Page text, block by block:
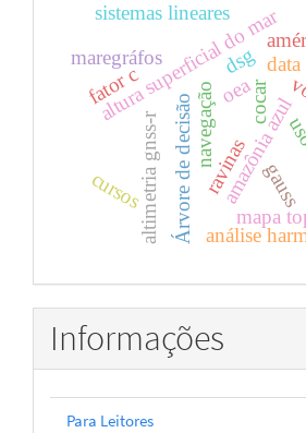
amazônia azul
ravinas
Árvore de decisão
altura superficial do mar
mapa
análise
altimetria gnss-r
maregráfos
navegação cocar
dsg
fator c
gauss
sistemas lineares
oea
cursos
Informações
Para Leitores